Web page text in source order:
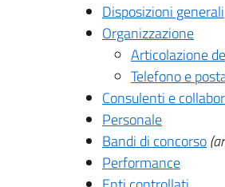
Disposizioni generali
Organizzazione
Articolazione
Telefono e
Consulenti e
Personale
Bandi di concorso
Performance